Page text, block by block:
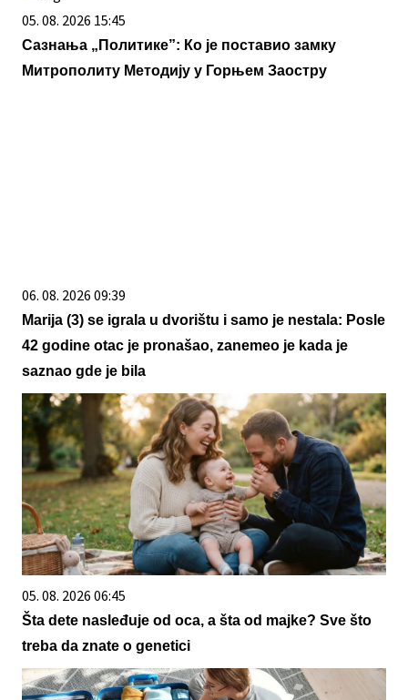
05. 08. 2026 15:45
Сазнања „Политике”: Ко је поставио замку
Митрополиту Методију у Горњем Заостру
06. 08. 2026 09:39
Marija (3) se igrala u dvorištu i samo je nestala: Posle
42 godine otac je pronašao, zanemeo je kada je
saznao gde je bila
05. 08. 2026 06:45
Šta dete nasleđuje od oca, a šta od majke? Sve što
treba da znate o genetici